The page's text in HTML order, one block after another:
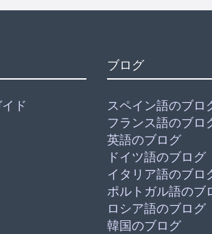
ド
ブログ
スペイン語のブロ
フランス語のブロ
英語のブログ
ドイツ語のブログ
イタリア語のブロ
ポルトガル語のブ
ロシア語のブログ
韓国のブログ